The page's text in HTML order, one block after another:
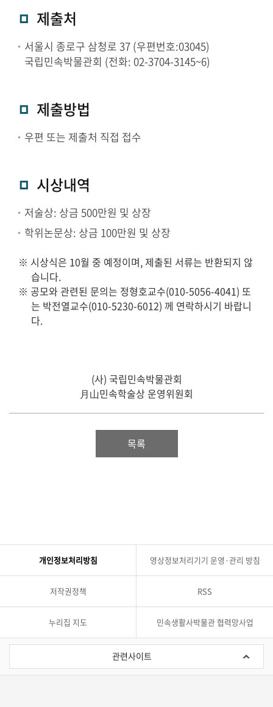
제출처
서울시 종로구 삼청로 37 (우편번호:03045)
국립민속박물관회 (전화: 02-3704-3145~6)
제출방법
우편 또는 제출처 직접 접수
시상내역
저술상: 상금 500만원 및 상장
학위논문상: 상금 100만원 및 상장
※ 시상식은 10월 중 예정이며, 제출된 서류는 반환되지 않
습니다.
※ 공모와 관련된 문의는 정형호교수(010-5056-4041) 또
는 박전열교수(010-5230-6012) 께 연락하시기 바랍니
다.
(사) 국립민속박물관회
月山민속학술상 운영위원회
목록
개인정보처리방침 영상정보처리기기 운영·관리 방침
저작권정책 RSS
누리집 지도 민속생활사박물관 협력망사업
관
이
관련사이트